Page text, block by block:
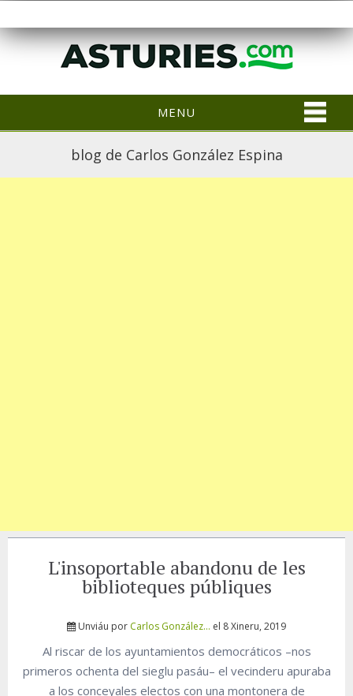
MENU
blog de Carlos González Espina
L'insoportable abandonu de les
biblioteques públiques
Unviáu por Carlos González... el 8 Xineru, 2019
Al riscar de los ayuntamientos democráticos –nos
primeros ochenta del sieglu pasáu– el vecinderu apuraba
a los conceyales electos con una montonera de